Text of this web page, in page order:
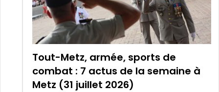
Tout-Metz, armée, sports de
combat : 7 actus de la semaine à
Metz (31 juillet 2026)